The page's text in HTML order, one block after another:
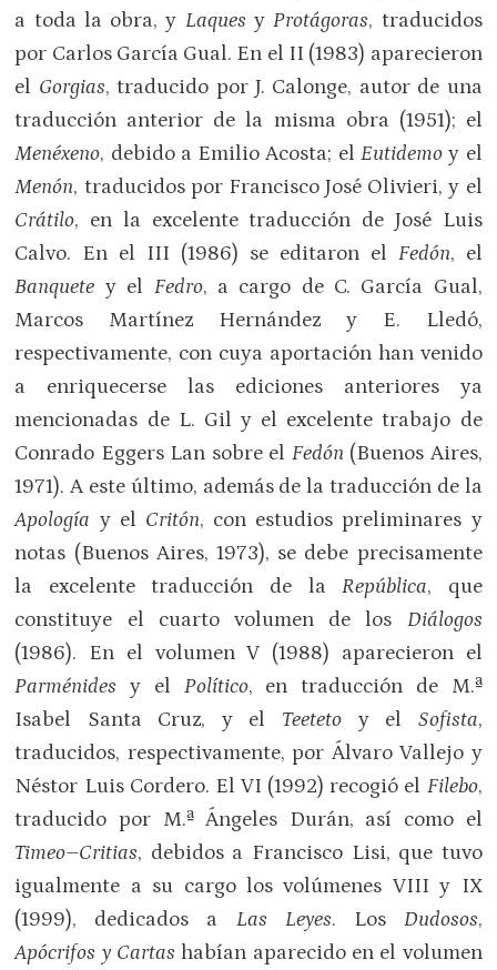
a toda la obra, y LaquesyProtágoras, traducidos
por Carlos García Gual. En el II (1983) aparecieron
el Gorgias, traducido por J. Calonge, autor de una
traducción anterior de la misma obra (1951); el
Menéxeno, debido a Emilio Acosta; elEutidemoy el
Menón, traducidos por Francisco José Olivieri, y el
Crátilo, en la excelente traducción de José Luis
Calvo. En el III (1986) se editaron el Fedón, el
Banquete y el Fedro, a cargo de C. García Gual,
Marcos Martínez Hernández y E. Lledó,
respectivamente, con cuya aportación han venido
a enriquecerse las ediciones anteriores ya
mencionadas de L. Gil y el excelente trabajo de
Conrado Eggers Lan sobre el Fedón (Buenos Aires,
1971). A este último, además de la traducción de la
Apología y el Critón, con estudios preliminares y
notas (Buenos Aires, 1973), se debe precisamente
la excelente traducción de laRepública, que
constituye el cuarto volumen de los Diálogos
(1986). En el volumen V (1988) aparecieron el
Parménidesy el Político, en traducción de M.ª
Isabel Santa Cruz, y el Teeteto y el Sofista,
traducidos, respectivamente, por Álvaro Vallejo y
Néstor Luis Cordero. El VI (1992) recogió el Filebo,
traducido por M.ª Ángeles Durán, así como el
Timeo–Critias, debidos a Francisco Lisi, que tuvo
igualmente a su cargo los volúmenes VIII y IX
(1999), dedicados a Las Leyes. Los Dudosos,
Apócrifos y Cartas habían aparecido en el volumen